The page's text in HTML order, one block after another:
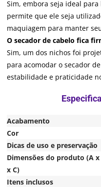
Sim, embora seja ideal
permite que ele seja
maquiagem para manter
O secador de cabelo fica
Sim, um dos nichos foi
para acomodar o secador
estabilidade e praticidade
Acabamento
Cor
Dicas de uso e preservação
Dimensões do produto (A x
x C)
Itens inclusos